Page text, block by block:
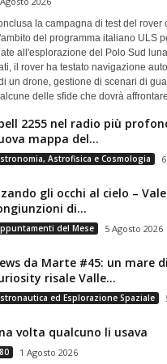
la campagna di test del rover
del programma italiano ULS
all'esplorazione del Polo Sud
il rover ha testato navigazione
un drone, gestione di scenari di
delle sfide che dovrà
2255 nel radio più
mappa del...
Astrofisica e Cosmologia
gli occhi al cielo –
di...
del Mese 5 Agosto 2026
da Marte #45: un mare
risale Valle...
ed Esplorazione Spaziale
volta qualcuno li usava
1 Agosto 2026